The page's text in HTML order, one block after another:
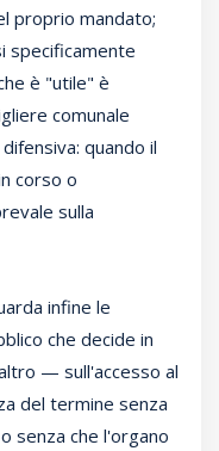
proprio mandato;
specificamente
è "utile" è
comunale
quando il
corso o
sulla
infine le
che decide in
— sull'accesso al
del termine senza
senza che l'organo